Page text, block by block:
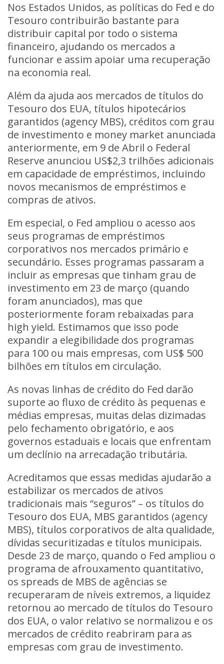
Nos Estados Unidos, as políticas do Fed e do
Tesouro contribuirão bastante para
distribuir capital por todo o sistema
financeiro, ajudando os mercados a
funcionar e assim apoiar uma recuperação
na economia real.
Além da ajuda aos mercados de títulos do
Tesouro dos EUA, títulos hipotecários
garantidos (agency MBS), créditos com grau
de investimento e money market anunciada
anteriormente, em 9 de Abril o Federal
Reserve anunciou US$2,3 trilhões adicionais
em capacidade de empréstimos, incluindo
novos mecanismos de empréstimos e
compras de ativos.
Em especial, o Fed ampliou o acesso aos
seus programas de empréstimos
corporativos nos mercados primário e
secundário. Esses programas passaram a
incluir as empresas que tinham grau de
investimento em 23 de março (quando
foram anunciados), mas que
posteriormente foram rebaixadas para
high yield. Estimamos que isso pode
expandir a elegibilidade dos programas
para 100 ou mais empresas, com US$ 500
bilhões em títulos em circulação.
As novas linhas de crédito do Fed darão
suporte ao fluxo de crédito às pequenas e
médias empresas, muitas delas dizimadas
pelo fechamento obrigatório, e aos
governos estaduais e locais que enfrentam
um declínio na arrecadação tributária.
Acreditamos que essas medidas ajudarão a
estabilizar os mercados de ativos
tradicionais mais “seguros” – os títulos do
Tesouro dos EUA, MBS garantidos (agency
MBS), títulos corporativos de alta qualidade,
dívidas securitizadas e títulos municipais.
Desde 23 de março, quando o Fed ampliou o
programa de afrouxamento quantitativo,
os spreads de MBS de agências se
recuperaram de níveis extremos, a liquidez
retornou ao mercado de títulos do Tesouro
dos EUA, o valor relativo se normalizou e os
mercados de crédito reabriram para as
empresas com grau de investimento.